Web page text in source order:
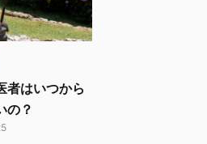
者はいつから
の？